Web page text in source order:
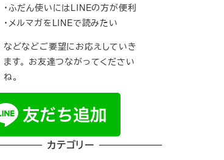
・ふだん使いにはLINEの方が便利
・メルマガをLINEで読みたい
などなどご要望にお応えしていき
ます。 お友達つながってください
ね。
カテゴリー